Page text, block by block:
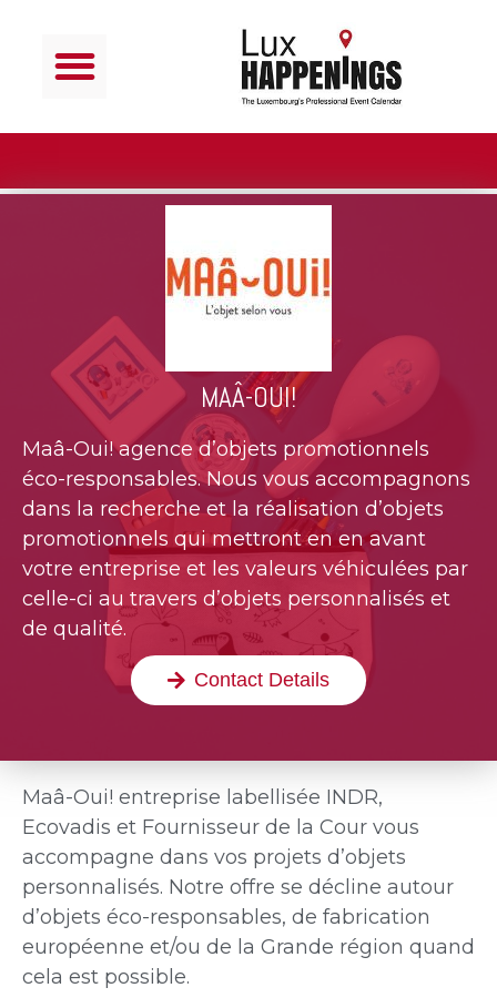
MAÂ-OUI!
Maâ-Oui! agence d’objets promotionnels
éco-responsables. Nous vous accompagnons
dans la recherche et la réalisation d’objets
promotionnels qui mettront en en avant
votre entreprise et les valeurs véhiculées par
celle-ci au travers d’objets personnalisés et
de qualité.
Contact Details
Maâ-Oui! entreprise labellisée INDR,
Ecovadis et Fournisseur de la Cour vous
accompagne dans vos projets d’objets
personnalisés. Notre offre se décline autour
d’objets éco-responsables, de fabrication
européenne et/ou de la Grande région quand
cela est possible.